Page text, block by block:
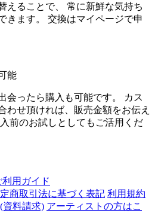
えることで、 常に新鮮な気持ち
きます。 交換はマイページで申
能
会ったら購入も可能です。 カス
わせ頂ければ、販売金額をお伝え
前のお試しとしてもご活用くだ
利用ガイド
商取引法に基づく表記 利用規約
資料請求) アーティストの方はこ